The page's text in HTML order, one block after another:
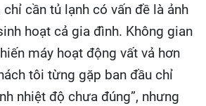
cần tủ lạnh có vấn đề là ảnh
hoạt cả gia đình. Không gian
máy hoạt động vất vả hơn
tôi từng gặp ban đầu chỉ
nhiệt độ chưa đúng”, nhưng